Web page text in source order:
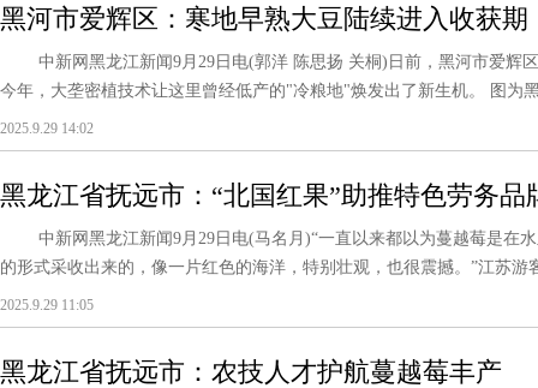
黑河市爱辉区：寒地早熟大豆陆续进入收获期
中新网黑龙江新闻9月29日电(郭洋 陈思扬 关桐)日前，黑河市爱辉
今年，大垄密植技术让这里曾经低产的"冷粮地"焕发出了新生机。 图为
2025.9.29 14:02
黑龙江省抚远市：“北国红果”助推特色劳务品
中新网黑龙江新闻9月29日电(马名月)“一直以来都以为蔓越莓是在水
的形式采收出来的，像一片红色的海洋，特别壮观，也很震撼。”江苏
2025.9.29 11:05
黑龙江省抚远市：农技人才护航蔓越莓丰产